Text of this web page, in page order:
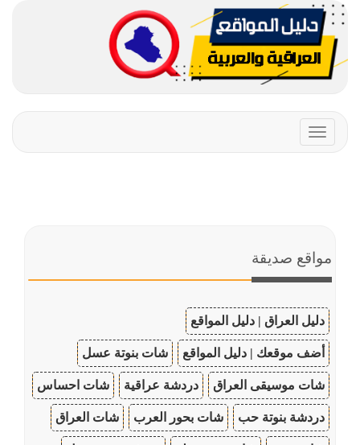
Toggle
navigation
مواقع صديقة
دليل العراق | دليل المواقع
أضف موقعك | دليل المواقع شات بنوتة عسل
شات موسيقى العراق دردشة عراقية شات احساس
دردشة بنوتة حب شات بحور العرب شات العراق